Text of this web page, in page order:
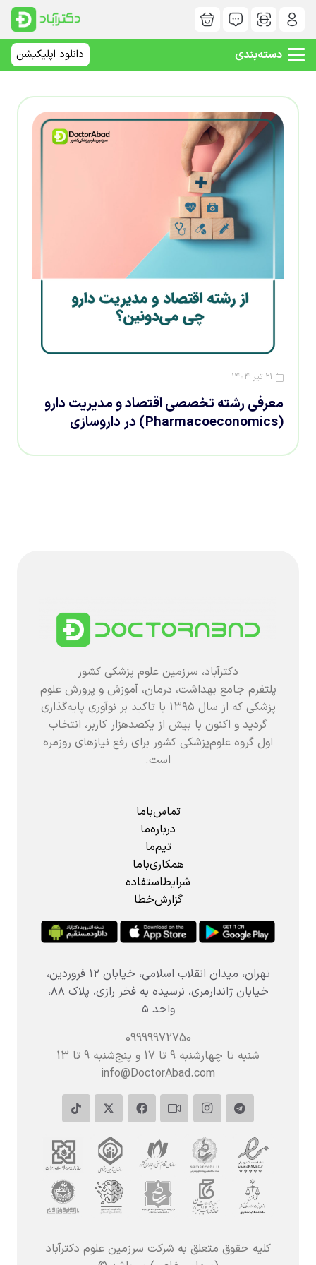
دسته‌بندی دانلود اپلیکیشن
۲۱ تیر ۱۴۰۴
معرفی رشته تخصصی اقتصاد و مدیریت دارو
(Pharmacoeconomics) در داروسازی
دکترآباد، سرزمین علوم پزشکی کشور
پلتفرم جامع بهداشت، درمان، آموزش و پرورش علوم
پزشکی که از سال ۱۳۹۵ با تاکید بر نوآوری پایه‌گذاری
گردید و اکنون با بیش از یکصدهزار کاربر، انتخاب
اول گروه علوم‌پزشکی کشور برای رفع نیازهای روزمره
است.
تماس‌باما
درباره‌ما
تیم‌ما
همکاری‌باما
شرایط‌استفاده
گزارش‌خطا
تهران، میدان انقلاب اسلامی، خیابان ۱۲ فروردین،
خیابان ژاندارمری، نرسیده به فخر رازی، پلاک ۸۸،
واحد ۵
09999972750
شنبه تا چهارشنبه 9 تا 17 و پنج‌شنبه‌ 9 تا 13
info@DoctorAbad.com
کلیه حقوق متعلق به شرکت سرزمین علوم دکترآباد